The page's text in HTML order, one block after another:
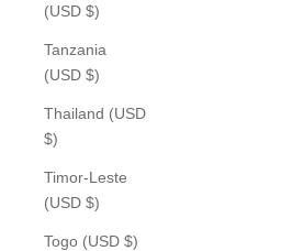
(USD $)
Tanzania
(USD $)
Thailand (USD
$)
Timor-Leste
(USD $)
Togo (USD $)